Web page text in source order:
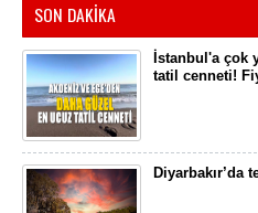
SON DAKİKA
İstanbul'a çok
tatil cenneti!
Diyarbakır’da